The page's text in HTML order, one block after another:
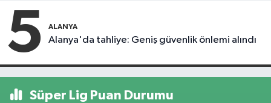
5 ALANYA
Alanya'da tahliye: Geniş güvenlik önlemi alındı
Süper Lig Puan Durumu